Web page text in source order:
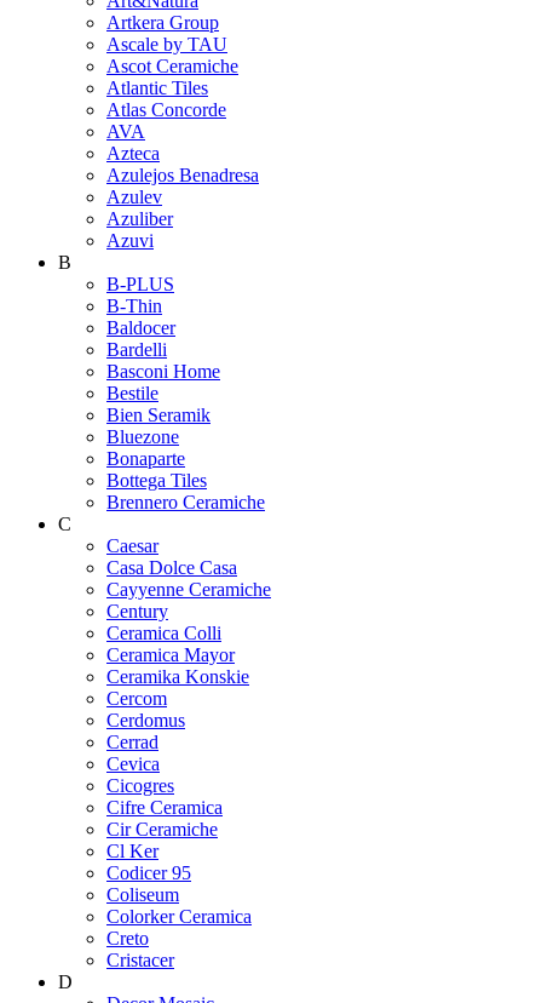
Artkera Group
Ascale by TAU
Ascot Ceramiche
Atlantic Tiles
Atlas Concorde
AVA
Azteca
Azulejos Benadresa
Azulev
Azuliber
Azuvi
B
B-PLUS
B-Thin
Baldocer
Bardelli
Basconi Home
Bestile
Bien Seramik
Bluezone
Bonaparte
Bottega Tiles
Brennero Ceramiche
C
Caesar
Casa Dolce Casa
Cayyenne Ceramiche
Century
Ceramica Colli
Ceramica Mayor
Ceramika Konskie
Cercom
Cerdomus
Cerrad
Cevica
Cicogres
Cifre Ceramica
Cir Ceramiche
Cl Ker
Codicer 95
Coliseum
Colorker Ceramica
Creto
Cristacer
D